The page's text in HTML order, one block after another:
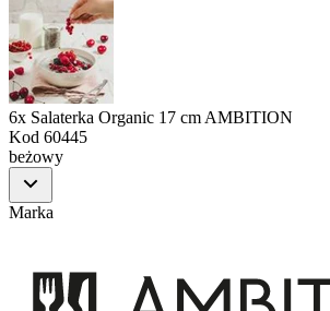
6x Salaterka Organic 17 cm AMBITION
Kod 60445
beżowy
Marka